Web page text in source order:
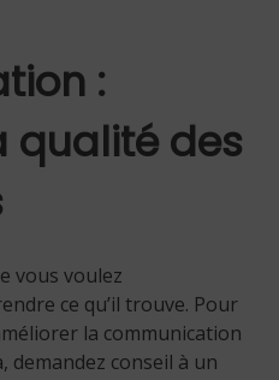
:
qualité des
vous voulez
ce qu’il trouve. Pour
la communication
demandez conseil à un